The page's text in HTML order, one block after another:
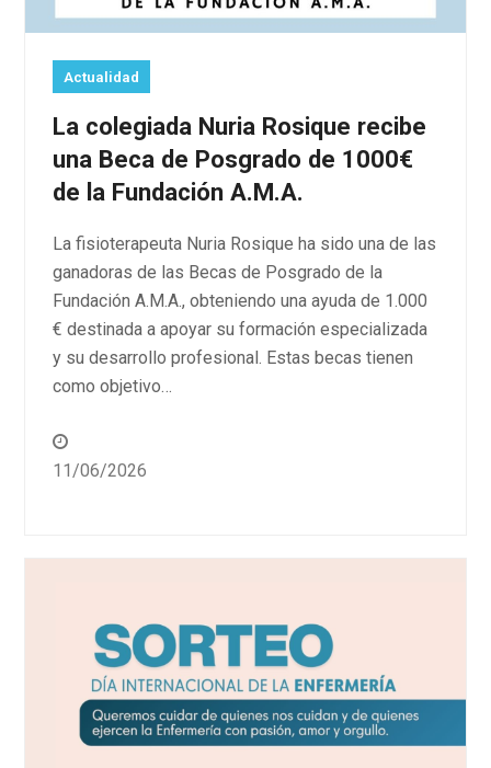
Actualidad
La colegiada Nuria Rosique recibe
una Beca de Posgrado de 1000€
de la Fundación A.M.A.
La fisioterapeuta Nuria Rosique ha sido una de las
ganadoras de las Becas de Posgrado de la
Fundación A.M.A., obteniendo una ayuda de 1.000
€ destinada a apoyar su formación especializada
y su desarrollo profesional. Estas becas tienen
como objetivo…
11/06/2026